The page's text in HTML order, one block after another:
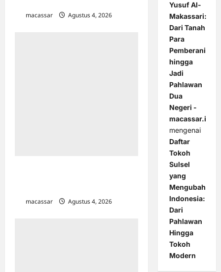
macassar
Agustus 4, 2026
macassar
Agustus 4, 2026
Yusuf Al-
Makassari:
Dari Tanah
Para
Pemberani
hingga
Jadi
Pahlawan
Dua
Negeri -
macassar.id
mengenai
Daftar
Tokoh
Sulsel
yang
Mengubah
Indonesia:
Dari
Pahlawan
Hingga
Tokoh
Modern